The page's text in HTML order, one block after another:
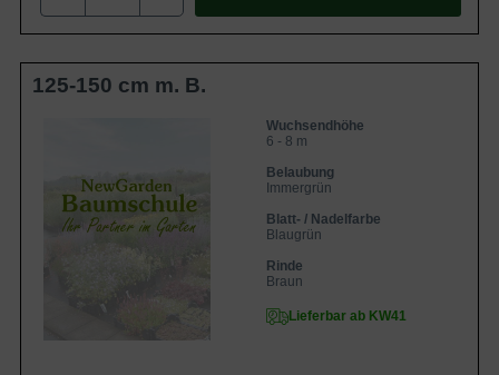
125-150 cm m. B.
Wuchsendhöhe
6 - 8 m
Belaubung
Immergrün
Blatt- / Nadelfarbe
Blaugrün
Rinde
Braun
Lieferbar ab KW41